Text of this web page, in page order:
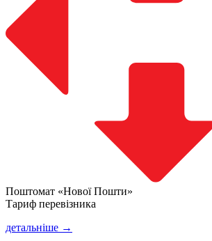
Поштомат «Нової Пошти»
Тариф перевізника
детальніше →